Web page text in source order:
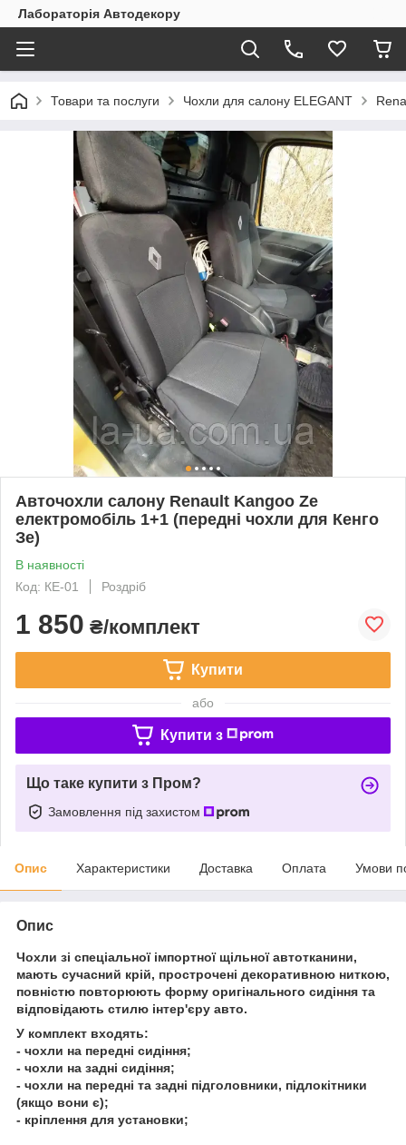
Лабораторія Автодекору
Товари та послуги Чохли для салону ELEGANT
Авточохли салону Renault Kangoo Ze
електромобіль 1+1 (передні чохли для Кенго
Зе)
В наявності
Код: КЕ-01
Роздріб
1 850 ₴/комплект
Купити
або
Купити з
Що таке купити з Пром?
Замовлення під захистом
Опис Характеристики Доставка Оплата Умови
Опис
Чохли зі спеціальної імпортної щільної автотканини,
мають сучасний крій, прострочені декоративною ниткою,
повністю повторюють форму оригінального сидіння та
відповідають стилю інтер'єру авто.
У комплект входять:
- чохли на передні сидіння;
- чохли на задні сидіння;
- чохли на передні та задні підголовники, підлокітники
(якщо вони є);
- кріплення для установки;